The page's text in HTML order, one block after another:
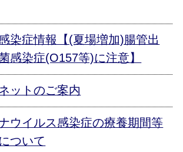
東白川 福島県
349号 289号 鮫川村
染症情報【(夏場増加)腸管出
感染症(O157等)に注意】
ットのご案内
ウイルス感染症の療養期間等
ついて